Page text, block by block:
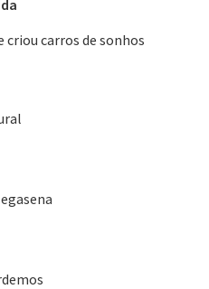
criou carros de sonhos